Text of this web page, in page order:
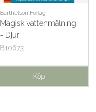
Barthelson Förlag
Magisk vattenmålning
- Djur
B10673
Köp